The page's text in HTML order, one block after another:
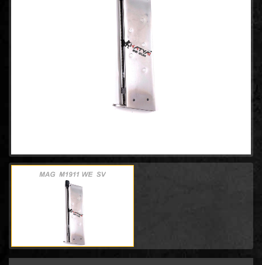
(276)
อุปกรณ์เสริม(33)
- แบตเตอรี่ , เครื่องชาร์ต
- แมกกาซีน(17)
- ชุดทำความสะอาด , น้ำยาหล่อลื่น
- อุปกรณ์ตกแต่ง ,ชุดอัปเกรด
- อะไหล่แบลงค์กัน(0)